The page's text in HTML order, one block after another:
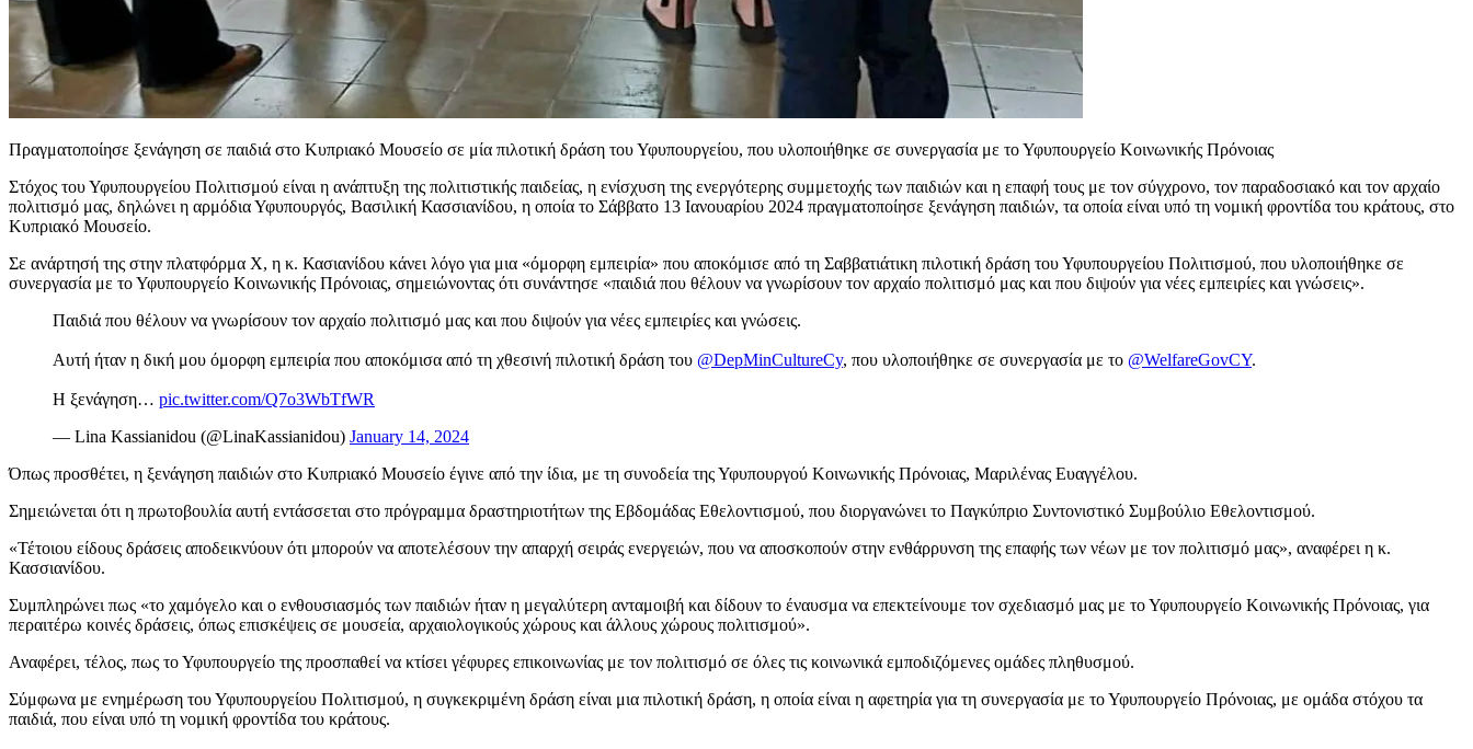
Πραγματοποίησε ξενάγηση σε παιδιά στο Κυπριακό Μουσείο σε μία πιλοτική δράση του Υφυπουργείου, που υλοποιήθηκε σε συνεργασία με το Υφυπουργείο Κοινωνικής Πρόνοιας
Στόχος του Υφυπουργείου Πολιτισμού είναι η ανάπτυξη της πολιτιστικής παιδείας, η ενίσχυση της ενεργότερης συμμετοχής των παιδιών και η επαφή τους με τον σύγχρονο, τον παραδοσιακό και τον αρχαίο
πολιτισμό μας, δηλώνει η αρμόδια Υφυπουργός, Βασιλική Κασσιανίδου, η οποία το Σάββατο 13 Ιανουαρίου 2024 πραγματοποίησε ξενάγηση παιδιών, τα οποία είναι υπό τη νομική φροντίδα του κράτους, στο
Κυπριακό Μουσείο.
Σε ανάρτησή της στην πλατφόρμα X, η κ. Κασιανίδου κάνει λόγο για μια «όμορφη εμπειρία» που αποκόμισε από τη Σαββατιάτικη πιλοτική δράση του Υφυπουργείου Πολιτισμού, που υλοποιήθηκε σε
συνεργασία με το Υφυπουργείο Κοινωνικής Πρόνοιας, σημειώνοντας ότι συνάντησε «παιδιά που θέλουν να γνωρίσουν τον αρχαίο πολιτισμό μας και που διψούν για νέες εμπειρίες και γνώσεις».
Παιδιά που θέλουν να γνωρίσουν τον αρχαίο πολιτισμό μας και που διψούν για νέες εμπειρίες και γνώσεις.
Αυτή ήταν η δική μου όμορφη εμπειρία που αποκόμισα από τη χθεσινή πιλοτική δράση του @DepMinCultureCy, που υλοποιήθηκε σε συνεργασία με το @WelfareGovCY.
Η ξενάγηση… pic.twitter.com/Q7o3WbTfWR
— Lina Kassianidou (@LinaKassianidou) January 14, 2024
Όπως προσθέτει, η ξενάγηση παιδιών στο Κυπριακό Μουσείο έγινε από την ίδια, με τη συνοδεία της Υφυπουργού Κοινωνικής Πρόνοιας, Μαριλένας Ευαγγέλου.
Σημειώνεται ότι η πρωτοβουλία αυτή εντάσσεται στο πρόγραμμα δραστηριοτήτων της Εβδομάδας Εθελοντισμού, που διοργανώνει το Παγκύπριο Συντονιστικό Συμβούλιο Εθελοντισμού.
«Τέτοιου είδους δράσεις αποδεικνύουν ότι μπορούν να αποτελέσουν την απαρχή σειράς ενεργειών, που να αποσκοπούν στην ενθάρρυνση της επαφής των νέων με τον πολιτισμό μας», αναφέρει η κ.
Κασσιανίδου.
Συμπληρώνει πως «το χαμόγελο και ο ενθουσιασμός των παιδιών ήταν η μεγαλύτερη ανταμοιβή και δίδουν το έναυσμα να επεκτείνουμε τον σχεδιασμό μας με το Υφυπουργείο Κοινωνικής Πρόνοιας, για
περαιτέρω κοινές δράσεις, όπως επισκέψεις σε μουσεία, αρχαιολογικούς χώρους και άλλους χώρους πολιτισμού».
Αναφέρει, τέλος, πως το Υφυπουργείο της προσπαθεί να κτίσει γέφυρες επικοινωνίας με τον πολιτισμό σε όλες τις κοινωνικά εμποδιζόμενες ομάδες πληθυσμού.
Σύμφωνα με ενημέρωση του Υφυπουργείου Πολιτισμού, η συγκεκριμένη δράση είναι μια πιλοτική δράση, η οποία είναι η αφετηρία για τη συνεργασία με το Υφυπουργείο Πρόνοιας, με ομάδα στόχου τα
παιδιά, που είναι υπό τη νομική φροντίδα του κράτους.